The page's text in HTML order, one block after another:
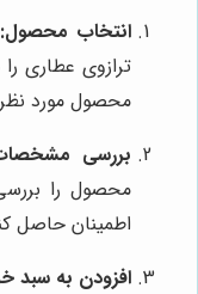
انتخاب محصول:
ترازوی عطاری
محصول مورد نظر
بررسی
محصول را
اطمینان حاصل
افزودن به سبد